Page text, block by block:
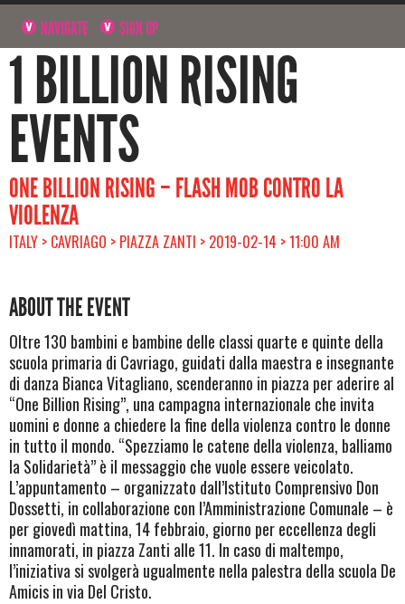
NAVIGATE SIGN UP
1 BILLION RISING
EVENTS
ONE BILLION RISING – FLASH MOB CONTRO LA
VIOLENZA
ITALY > CAVRIAGO > PIAZZA ZANTI > 2019-02-14 > 11:00 AM
ABOUT THE EVENT
Oltre 130 bambini e bambine delle classi quarte e quinte della
scuola primaria di Cavriago, guidati dalla maestra e insegnante
di danza Bianca Vitagliano, scenderanno in piazza per aderire al
“One Billion Rising”, una campagna internazionale che invita
uomini e donne a chiedere la fine della violenza contro le donne
in tutto il mondo. “Spezziamo le catene della violenza, balliamo
la Solidarietà” è il messaggio che vuole essere veicolato.
L’appuntamento – organizzato dall’Istituto Comprensivo Don
Dossetti, in collaborazione con l’Amministrazione Comunale – è
per giovedì mattina, 14 febbraio, giorno per eccellenza degli
innamorati, in piazza Zanti alle 11. In caso di maltempo,
l’iniziativa si svolgerà ugualmente nella palestra della scuola De
Amicis in via Del Cristo.